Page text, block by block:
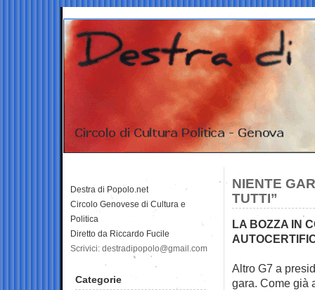
NIENTE
TUTTI”
LA BOZZA IN
Altro G7 a
gara. Come già
Destra di Popolo.net
Circolo Genovese di Cultura e
Politica
Diretto da Riccardo Fucile
Scrivici: destradipopolo@gmail.com
Categorie